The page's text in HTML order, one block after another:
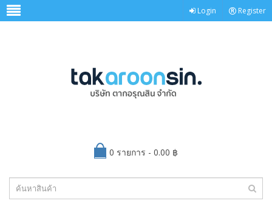
Login Register
0 รายการ - 0.00 ฿